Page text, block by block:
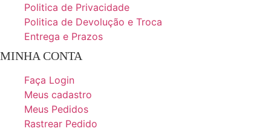
Politica de Privacidade
Politica de Devolução e Troca
Entrega e Prazos
MINHA CONTA
Faça Login
Meus cadastro
Meus Pedidos
Rastrear Pedido